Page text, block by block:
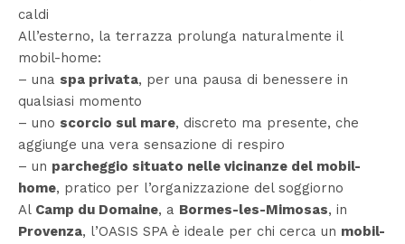
caldi
All’esterno, la terrazza prolunga naturalmente il
mobil-home:
– una spa privata, per una pausa di benessere in
qualsiasi momento
– uno scorcio sul mare, discreto ma presente, che
aggiunge una vera sensazione di respiro
– un parcheggio situato nelle vicinanze del mobil-
home, pratico per l’organizzazione del soggiorno
Al Camp du Domaine, a Bormes-les-Mimosas, in
Provenza, l’OASIS SPA è ideale per chi cerca un mobil-